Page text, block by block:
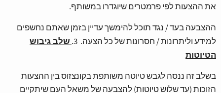
את ההצעות לפי פרמטרים שיוגדרו במשותף.
ההצבעה בעד / נגד תוכל להימשך עדיין בזמן שאתם נחשפים
למידע וליתרונות / חסרונות של כל הצעה. 3.
שלב גיבוש
הטיוטות
בשלב זה ננסה לגבש טיוטה משותפת בקונצזוס בין ההצעות
הזוכות (עד שלוש טיוטות) להצבעה של משאל העם שיתקיים